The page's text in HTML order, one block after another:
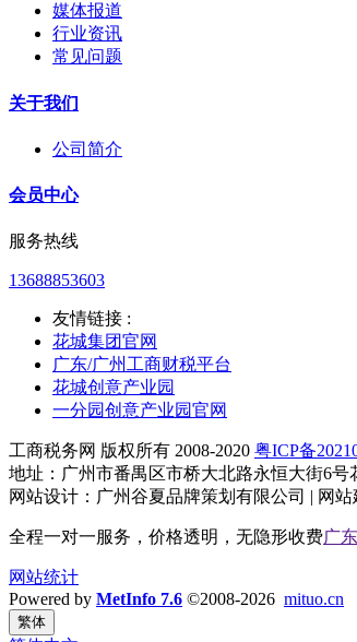
媒体报道
行业资讯
常见问题
关于我们
公司简介
会员中心
服务热线
13688853603
友情链接 :
花城集团官网
广东/广州工商财税平台
花城创意产业园
一分园创意产业园官网
工商税务网 版权所有 2008-2020 粤ICP备
地址：广州市番禺区市桥大北路永恒大街6
网站设计：广州谷夏品牌策划有限公司 | 网
全程一对一服务，价格透明，无隐形收费广
网站统计
Powered by MetInfo 7.6 ©2008-2026 mituo.cn
繁体